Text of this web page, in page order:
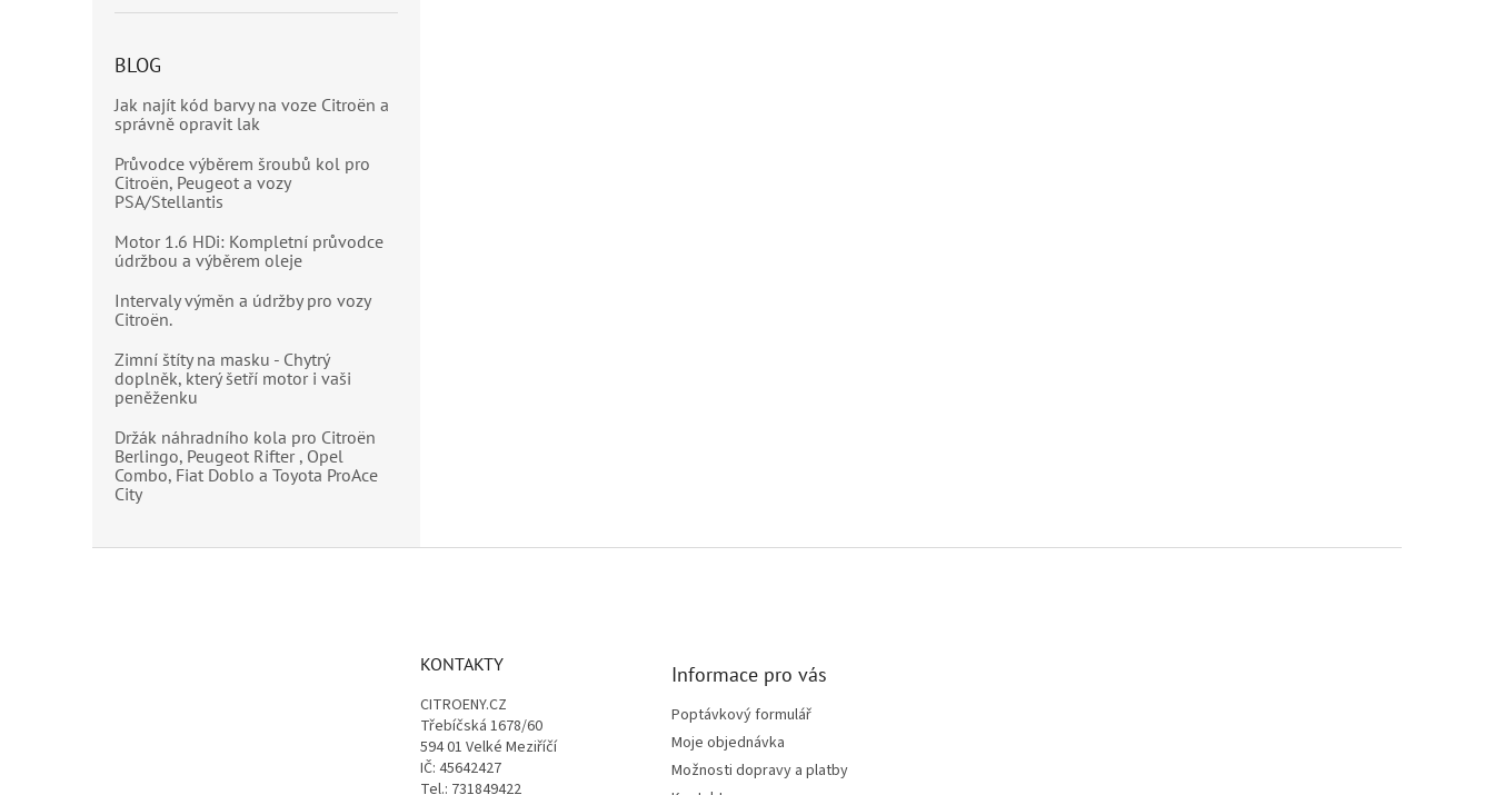
BLOG
Jak najít kód barvy na voze Citroën a
správně opravit lak
Průvodce výběrem šroubů kol pro
Citroën, Peugeot a vozy
PSA/Stellantis
Motor 1.6 HDi: Kompletní průvodce
údržbou a výběrem oleje
Intervaly výměn a údržby pro vozy
Citroën.
Zimní štíty na masku - Chytrý
doplněk, který šetří motor i vaši
peněženku
Držák náhradního kola pro Citroën
Berlingo, Peugeot Rifter , Opel
Combo, Fiat Doblo a Toyota ProAce
City
KONTAKTY
CITROENY.CZ
Třebíčská 1678/60
594 01 Velké Meziříčí
IČ: 45642427
Tel.: 731849422
Informace pro vás
Poptávkový formulář
Moje objednávka
Možnosti dopravy a platby